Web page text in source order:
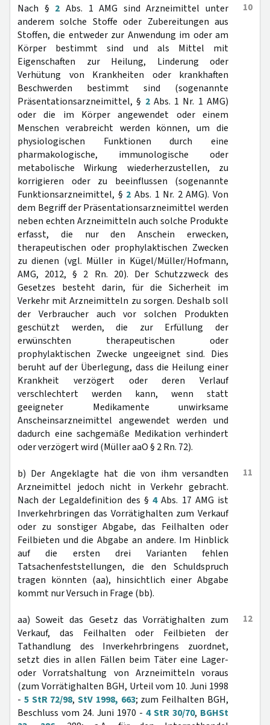
10
Nach § 2 Abs. 1 AMG sind Arzneimittel unter
anderem solche Stoffe oder Zubereitungen aus
Stoffen, die entweder zur Anwendung im oder am
Körper bestimmt sind und als Mittel mit
Eigenschaften zur Heilung, Linderung oder
Verhütung von Krankheiten oder krankhaften
Beschwerden bestimmt sind (sogenannte
Präsentationsarzneimittel, § 2Abs. 1 Nr. 1 AMG)
oder die im Körper angewendet oder einem
Menschen verabreicht werden können, um die
physiologischen Funktionen durch eine
pharmakologische, immunologische oder
metabolische Wirkung wiederherzustellen, zu
korrigieren oder zu beeinflussen (sogenannte
Funktionsarzneimittel, § 2 Abs. 1 Nr. 2 AMG). Von
dem Begriff der Präsentationsarzneimittel werden
neben echten Arzneimitteln auch solche Produkte
erfasst, die nur den Anschein erwecken,
therapeutischen oder prophylaktischen Zwecken
zu dienen (vgl. Müller in Kügel/Müller/Hofmann,
AMG, 2012, § 2 Rn. 20). Der Schutzzweck des
Gesetzes besteht darin, für die Sicherheit im
Verkehr mit Arzneimitteln zu sorgen. Deshalb soll
der Verbraucher auch vor solchen Produkten
geschützt werden, die zur Erfüllung der
erwünschten therapeutischen oder
prophylaktischen Zwecke ungeeignet sind. Dies
beruht auf der Überlegung, dass die Heilung einer
Krankheit verzögert oder deren Verlauf
verschlechtert werden kann, wenn statt
geeigneter Medikamente unwirksame
Anscheinsarzneimittel angewendet werden und
dadurch eine sachgemäße Medikation verhindert
oder verzögert wird (Müller aaO § 2 Rn. 72).
11
b) Der Angeklagte hat die von ihm versandten
Arzneimittel jedoch nicht in Verkehr gebracht.
Nach der Legaldefinition des §4Abs. 17 AMG ist
Inverkehrbringen das Vorrätighalten zum Verkauf
oder zu sonstiger Abgabe, das Feilhalten oder
Feilbieten und die Abgabe an andere. Im Hinblick
auf die ersten drei Varianten fehlen
Tatsachenfeststellungen, die den Schuldspruch
tragen könnten (aa), hinsichtlich einer Abgabe
kommt nur Versuch in Frage (bb).
12
aa) Soweit das Gesetz das Vorrätighalten zum
Verkauf, das Feilhalten oder Feilbieten der
Tathandlung des Inverkehrbringens zuordnet,
setzt dies in allen Fällen beim Täter eine Lager-
oder Vorratshaltung von Arzneimitteln voraus
(zum Vorrätighalten BGH, Urteil vom 10. Juni 1998
- 5 StR 72/98,StV 1998, 663; zum Feilhalten BGH,
Beschluss vom 24. Juni 1970 - 4 StR 30/70, BGHSt